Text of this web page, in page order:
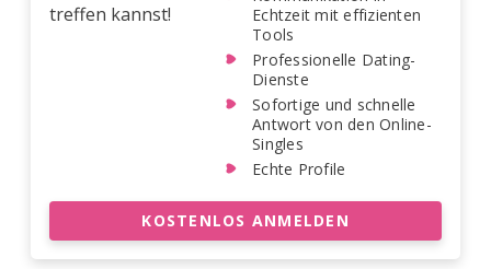
treffen kannst!
Echtzeit mit effizienten
Tools
Professionelle Dating-
Dienste
Sofortige und schnelle
Antwort von den Online-
Singles
Echte Profile
KOSTENLOS ANMELDEN